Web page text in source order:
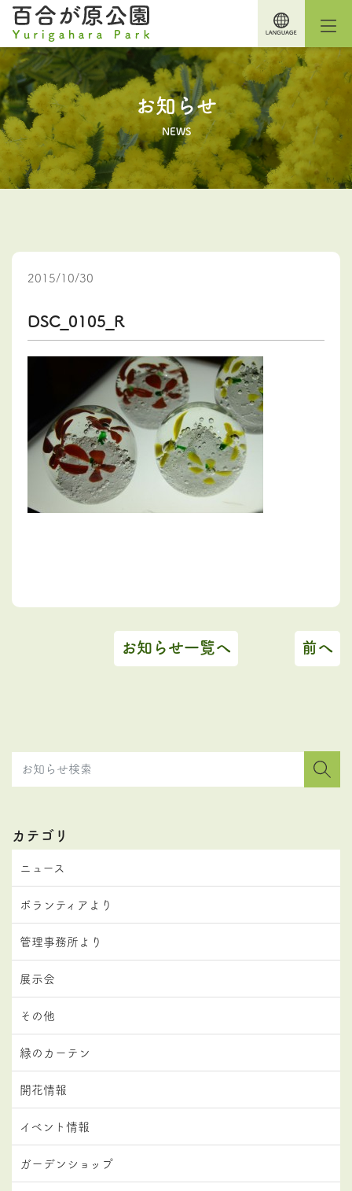
お知らせ
NEWS
2015/10/30
DSC_0105_R
お知らせ一覧へ 前へ
カテゴリ
ニュース
ボランティアより
管理事務所より
展示会
その他
緑のカーテン
開花情報
イベント情報
ガーデンショップ